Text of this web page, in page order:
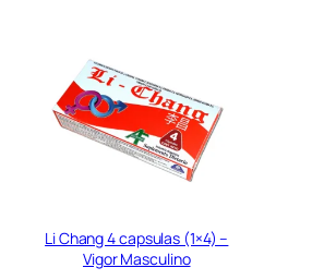
Li Chang 4 capsulas (1×4) –
Vigor Masculino